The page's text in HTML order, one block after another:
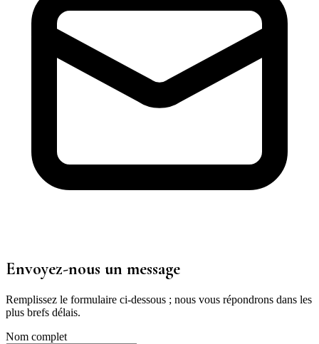
Envoyez-nous un message
Remplissez le formulaire ci-dessous ; nous vous répondrons dans les
plus brefs délais.
Nom complet